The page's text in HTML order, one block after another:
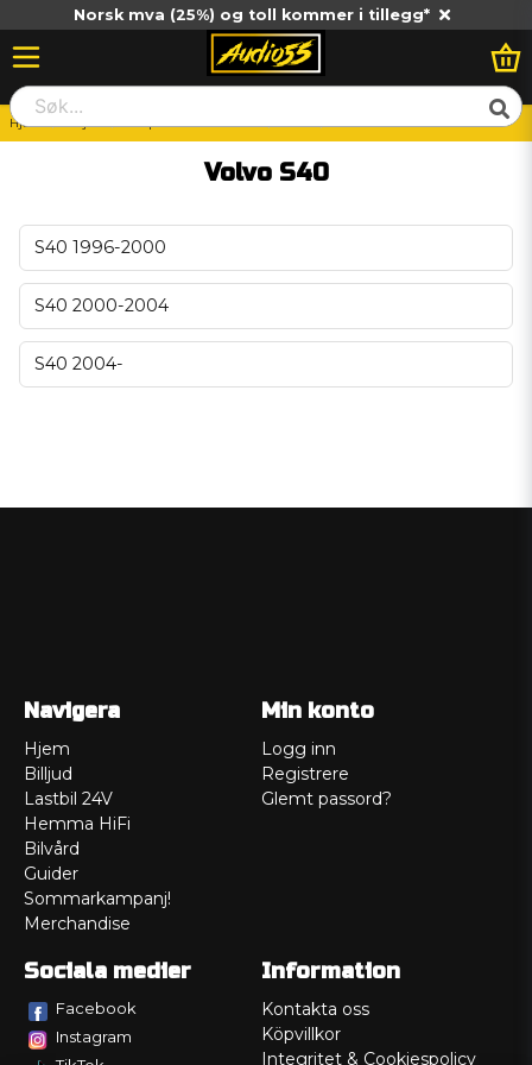
Norsk mva (25%) og toll kommer i tillegg*
Hjem Billjud Vad passar till min bil? Volvo Volvo S40
Volvo S40
S40 1996-2000
S40 2000-2004
S40 2004-
Navigera
Hjem
Billjud
Lastbil 24V
Hemma HiFi
Bilvård
Guider
Sommarkampanj!
Merchandise
Min konto
Logg inn
Registrere
Glemt passord?
Sociala medier
Facebook
Instagram
Information
Kontakta oss
Köpvillkor
Integritet & Cookiespolicy